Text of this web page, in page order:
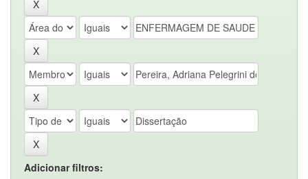
Adicionar filtros: